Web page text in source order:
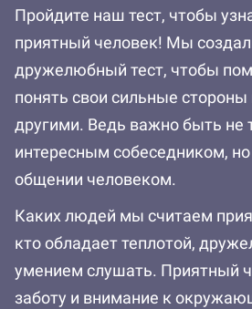
Пройдите наш тест, чтобы
приятный человек! Мы
дружелюбный тест, чтобы
понять свои сильные
другими. Ведь важно быть не
интересным собеседником,
общении человеком.
Каких людей мы считаем
кто обладает теплотой,
умением слушать. Приятный
заботу и внимание к